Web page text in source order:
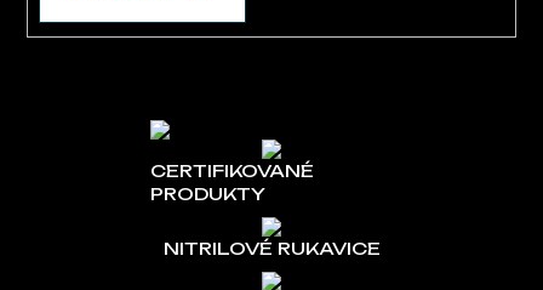
CERTIFIKOVANÉ
PRODUKTY
NITRILOVÉ RUKAVICE